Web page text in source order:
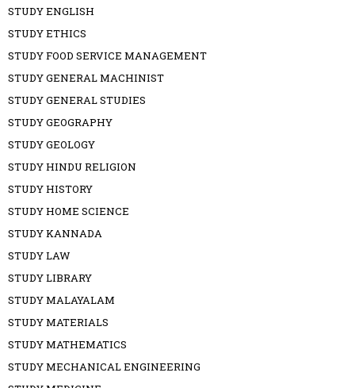
STUDY ENGLISH
STUDY ETHICS
STUDY FOOD SERVICE MANAGEMENT
STUDY GENERAL MACHINIST
STUDY GENERAL STUDIES
STUDY GEOGRAPHY
STUDY GEOLOGY
STUDY HINDU RELIGION
STUDY HISTORY
STUDY HOME SCIENCE
STUDY KANNADA
STUDY LAW
STUDY LIBRARY
STUDY MALAYALAM
STUDY MATERIALS
STUDY MATHEMATICS
STUDY MECHANICAL ENGINEERING